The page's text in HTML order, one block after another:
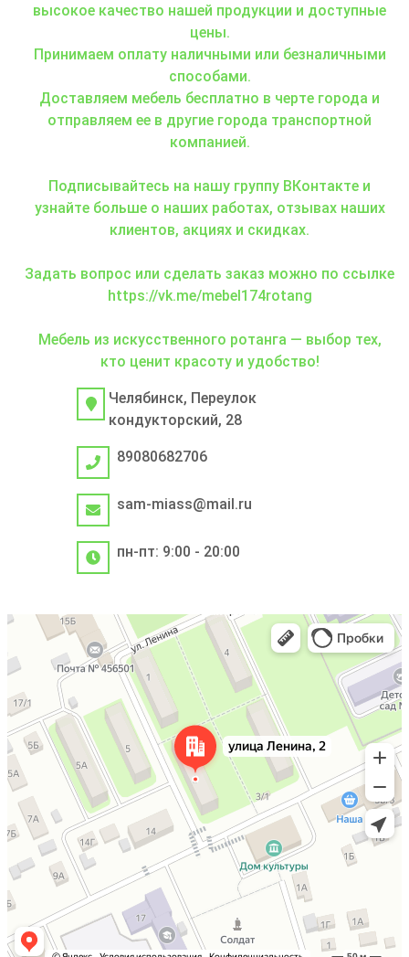
высокое качество нашей продукции и доступные
цены.
Принимаем оплату наличными или безналичными
способами.
Доставляем мебель бесплатно в черте города и
отправляем ее в другие города транспортной
компанией.
Подписывайтесь на нашу группу ВКонтакте и
узнайте больше о наших работах, отзывах наших
клиентов, акциях и скидках.
Задать вопрос или сделать заказ можно по ссылке
https://vk.me/mebel174rotang
Мебель из искусственного ротанга — выбор тех,
кто ценит красоту и удобство!
Челябинск, Переулок
кондукторский, 28
89080682706
sam-miass@mail.ru
пн-пт: 9:00 - 20:00